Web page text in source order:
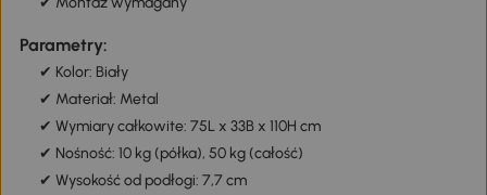
Parametry:
✔ Kolor: Biały
✔ Materiał: Metal
✔ Wymiary całkowite: 75L x 33B x 110H cm
✔ Nośność: 10 kg (półka), 50 kg (całość)
✔ Wysokość od podłogi: 7,7 cm